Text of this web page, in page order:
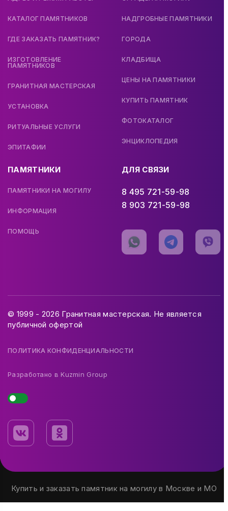
КАТАЛОГ ПАМЯТНИКОВ
ГДЕ ЗАКАЗАТЬ ПАМЯТНИК?
ИЗГОТОВЛЕНИЕ
ПАМЯТНИКОВ
ГРАНИТНАЯ МАСТЕРСКАЯ
УСТАНОВКА
РИТУАЛЬНЫЕ УСЛУГИ
ЭПИТАФИИ
НАДГРОБНЫЕ ПАМЯТНИКИ
ГОРОДА
КЛАДБИЩА
ЦЕНЫ НА ПАМЯТНИКИ
КУПИТЬ ПАМЯТНИК
ФОТОКАТАЛОГ
ЭНЦИКЛОПЕДИЯ
ПАМЯТНИКИ
ПАМЯТНИКИ НА МОГИЛУ
ИНФОРМАЦИЯ
ПОМОЩЬ
ДЛЯ СВЯЗИ
8 495 721-59-98
8 903 721-59-98
© 1999 - 2026 Гранитная мастерская. Не является
публичной офертой
ПОЛИТИКА КОНФИДЕНЦИАЛЬНОСТИ
Разработано вKuzmin Group
Купить и заказать памятник на могилу в Москве и МО